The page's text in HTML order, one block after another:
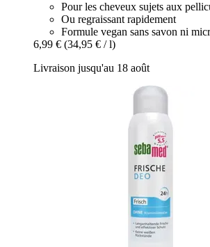
Pour les cheveux sujets aux
Ou regraissant rapidement
Formule vegan sans savon ni
6,99 € (34,95 € / l)
Livraison jusqu'au 18 août